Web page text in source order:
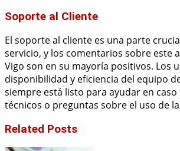
Soporte al Cliente
El soporte al cliente es una parte
servicio, y los comentarios sobre este
Vigo son en su mayoría positivos. Los
disponibilidad y eficiencia del equipo
siempre está listo para ayudar en
técnicos o preguntas sobre el uso de
Related Posts